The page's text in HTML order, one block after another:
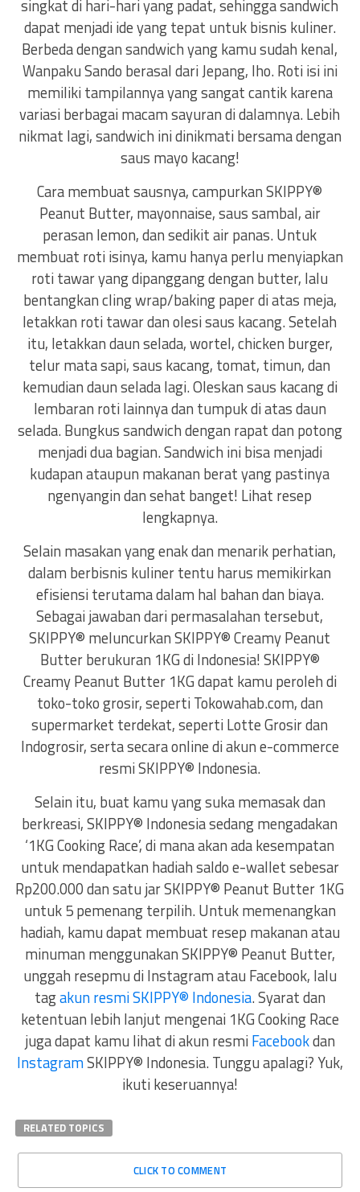
singkat di hari-hari yang padat, sehingga sandwich
dapat menjadi ide yang tepat untuk bisnis kuliner.
Berbeda dengan sandwich yang kamu sudah kenal,
Wanpaku Sando berasal dari Jepang, lho. Roti isi ini
memiliki tampilannya yang sangat cantik karena
variasi berbagai macam sayuran di dalamnya. Lebih
nikmat lagi, sandwich ini dinikmati bersama dengan
saus mayo kacang!
Cara membuat sausnya, campurkan SKIPPY®
Peanut Butter, mayonnaise, saus sambal, air
perasan lemon, dan sedikit air panas. Untuk
membuat roti isinya, kamu hanya perlu menyiapkan
roti tawar yang dipanggang dengan butter, lalu
bentangkan cling wrap/baking paper di atas meja,
letakkan roti tawar dan olesi saus kacang. Setelah
itu, letakkan daun selada, wortel, chicken burger,
telur mata sapi, saus kacang, tomat, timun, dan
kemudian daun selada lagi. Oleskan saus kacang di
lembaran roti lainnya dan tumpuk di atas daun
selada. Bungkus sandwich dengan rapat dan potong
menjadi dua bagian. Sandwich ini bisa menjadi
kudapan ataupun makanan berat yang pastinya
ngenyangin dan sehat banget! Lihat resep
lengkapnya.
Selain masakan yang enak dan menarik perhatian,
dalam berbisnis kuliner tentu harus memikirkan
efisiensi terutama dalam hal bahan dan biaya.
Sebagai jawaban dari permasalahan tersebut,
SKIPPY® meluncurkan SKIPPY® Creamy Peanut
Butter berukuran 1KG di Indonesia! SKIPPY®
Creamy Peanut Butter 1KG dapat kamu peroleh di
toko-toko grosir, seperti Tokowahab.com, dan
supermarket terdekat, seperti Lotte Grosir dan
Indogrosir, serta secara online di akun e-commerce
resmi SKIPPY® Indonesia.
Selain itu, buat kamu yang suka memasak dan
berkreasi, SKIPPY® Indonesia sedang mengadakan
‘1KG Cooking Race’, di mana akan ada kesempatan
untuk mendapatkan hadiah saldo e-wallet sebesar
Rp200.000 dan satu jar SKIPPY® Peanut Butter 1KG
untuk 5 pemenang terpilih. Untuk memenangkan
hadiah, kamu dapat membuat resep makanan atau
minuman menggunakan SKIPPY® Peanut Butter,
unggah resepmu di Instagram atau Facebook, lalu
tagakun resmi SKIPPY® Indonesia. Syarat dan
ketentuan lebih lanjut mengenai 1KG Cooking Race
juga dapat kamu lihat di akun resmiFacebookdan
InstagramSKIPPY® Indonesia. Tunggu apalagi? Yuk,
ikuti keseruannya!
RELATED TOPICS
CLICK TO COMMENT